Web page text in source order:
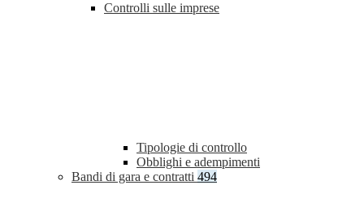
Controlli sulle imprese
Tipologie di controllo
Obblighi e adempimenti
Bandi di gara e contratti 494